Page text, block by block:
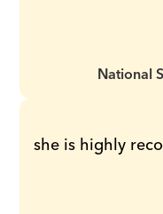
National
she is highly